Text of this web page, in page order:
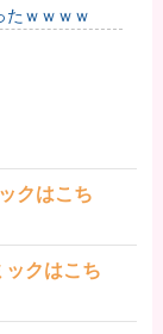
たｗｗｗｗ
クはこち
クはこち